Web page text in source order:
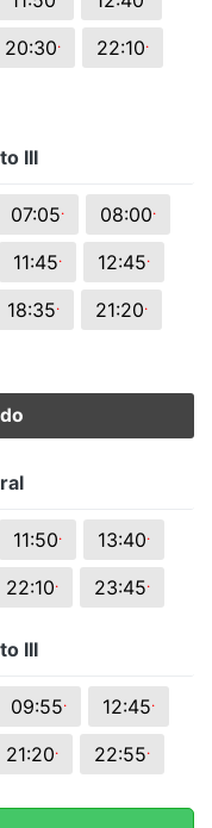
20:30. 22:10.
III
07:05. 08:00.
11:45. 12:45.
18:35. 21:20.
11:50. 13:40.
22:10. 23:45.
III
09:55. 12:45.
21:20. 22:55.